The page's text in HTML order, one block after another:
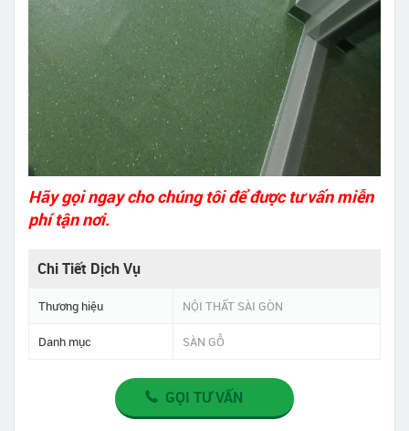
Hãy gọi ngay cho chúng tôi để được tư vấn miễn
phí tận nơi.
Chi Tiết Dịch Vụ
Thương hiệu NỘI THẤT SÀI GÒN
Danh mục SÀN GỖ
GỌI TƯ VẤN